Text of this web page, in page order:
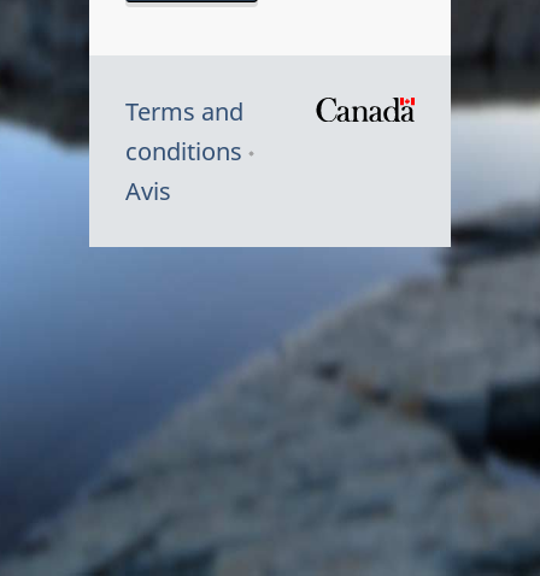
Terms and
conditions
Avis
du